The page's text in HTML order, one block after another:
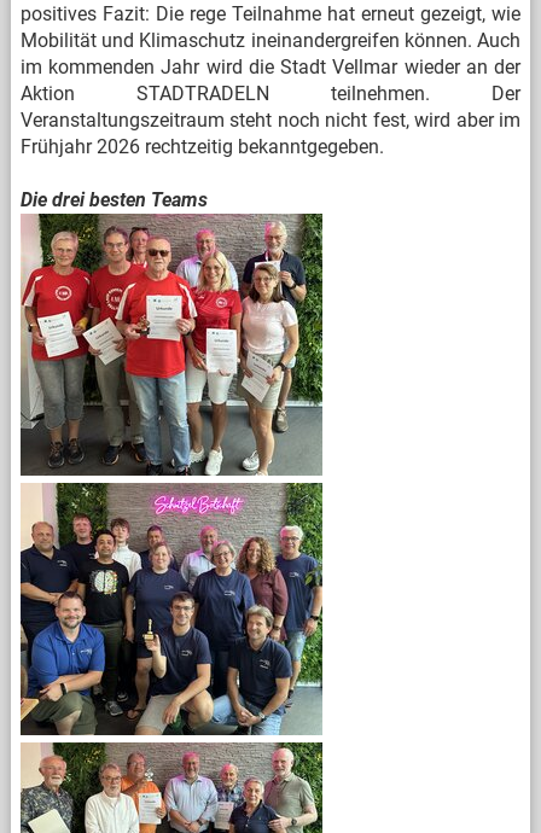
positives Fazit: Die rege Teilnahme hat erneut gezeigt, wie
Mobilität und Klimaschutz ineinandergreifen können. Auch
im kommenden Jahr wird die Stadt Vellmar wieder an der
Aktion STADTRADELN teilnehmen. Der
Veranstaltungszeitraum steht noch nicht fest, wird aber im
Frühjahr 2026 rechtzeitig bekanntgegeben.
Die drei besten Teams